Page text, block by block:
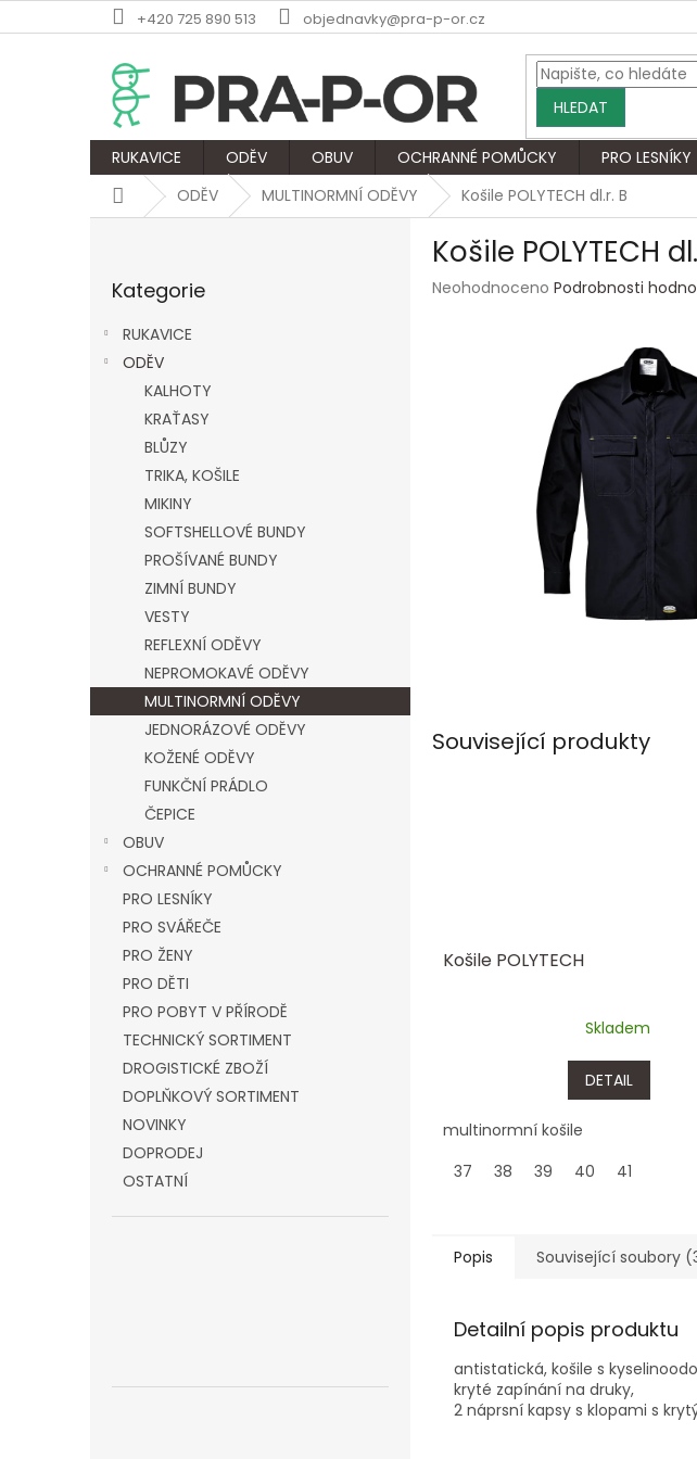
na
+420 725 890 513 objednavky@pra-p-or.cz
HLEDAT
RUKAVICE ODĚV OBUV OCHRANNÉ POMŮCKY PRO LESNÍKY
DomůODĚV MULTINORMNÍ ODĚVY Košile POLYTECH dl.r. B
kategorie
Kategorie
RUKAVICE
ODĚV
KALHOTY
KRAŤASY
BLŮZY
TRIKA, KOŠILE
MIKINY
SOFTSHELLOVÉ BUNDY
PROŠÍVANÉ BUNDY
ZIMNÍ BUNDY
VESTY
REFLEXNÍ ODĚVY
NEPROMOKAVÉ ODĚVY
MULTINORMNÍ ODĚVY
JEDNORÁZOVÉ ODĚVY
KOŽENÉ ODĚVY
FUNKČNÍ PRÁDLO
ČEPICE
OBUV
OCHRANNÉ POMŮCKY
PRO LESNÍKY
PRO SVÁŘEČE
PRO ŽENY
PRO DĚTI
PRO POBYT V PŘÍRODĚ
TECHNICKÝ SORTIMENT
DROGISTICKÉ ZBOŽÍ
DOPLŇKOVÝ SORTIMENT
NOVINKY
DOPRODEJ
OSTATNÍ
Košile POLYTECH
Průměrné
Neohodnoceno Podrobnosti
Související produkty
Košile POLYTECH
Skladem
DETAIL
multinormní košile
37
38 39 40 41
Popis Související soubory
Detailní popis produktu
antistatická, košile s
kryté zapínání na druky,
2 náprsní kapsy s klopami s